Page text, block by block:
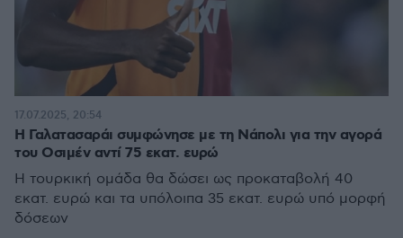
Η Γαλατασαράι συμφώνησε με τη Νάπολι για την αγορά
του Οσιμέν αντί 75 εκατ. ευρώ
Η τουρκική ομάδα θα δώσει ως προκαταβολή 40
εκατ. ευρώ και τα υπόλοιπα 35 εκατ. ευρώ υπό μορφή
δόσεων
17.07.2025, 20:54